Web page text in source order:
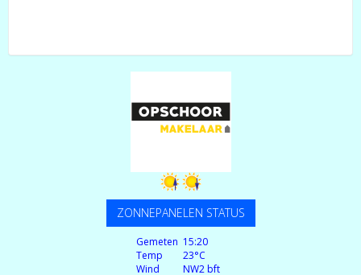
ZONNEPANELEN STATUS
Gemeten 15:20
Temp
23°C
Wind
NW2 bft